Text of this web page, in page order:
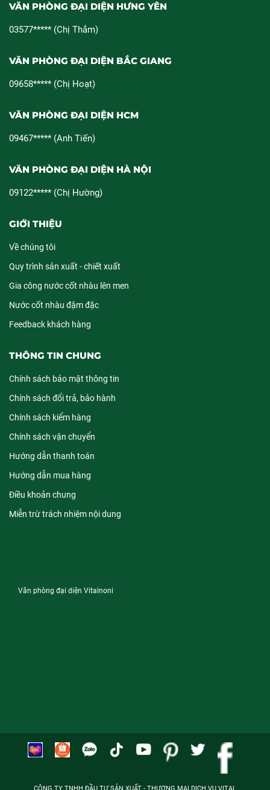
VĂN PHÒNG ĐẠI DIỆN HƯNG YÊN
03577***** (Chị Thắm)
VĂN PHÒNG ĐẠI DIỆN BẮC GIANG
09658***** (Chị Hoạt)
VĂN PHÒNG ĐẠI DIỆN HCM
09467***** (Anh Tiến)
VĂN PHÒNG ĐẠI DIỆN HÀ NỘI
09122***** (Chị Hường)
GIỚI THIỆU
Về chúng tôi
Quy trình sản xuất - chiết xuất
Gia công nước cốt nhàu lên men
Nước cốt nhàu đậm đặc
Feedback khách hàng
THÔNG TIN CHUNG
Chính sách bảo mật thông tin
Chính sách đổi trả, bảo hành
Chính sách kiểm hàng
Chính sách vận chuyển
Hướng dẫn thanh toán
Hướng dẫn mua hàng
Điều khoản chung
Miễn trừ trách nhiệm nội dung
Văn phòng đại diện Vitalnoni
CÔNG TY TNHH ĐẦU TƯ SẢN XUẤT - THƯƠNG MẠI DỊCH VỤ VITAL